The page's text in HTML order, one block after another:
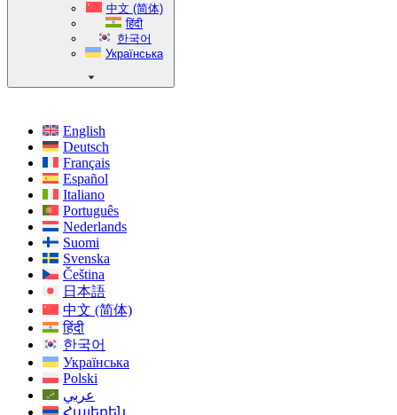
中文 (简体)
हिंदी
한국어
Українська
English
Deutsch
Français
Español
Italiano
Português
Nederlands
Suomi
Svenska
Čeština
日本語
中文 (简体)
हिंदी
한국어
Українська
Polski
عربي
Հայերեն